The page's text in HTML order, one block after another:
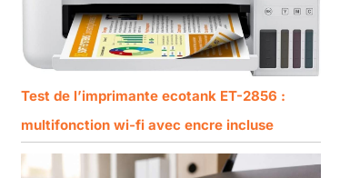
Test de l’imprimante ecotank ET-2856 :
multifonction wi-fi avec encre incluse